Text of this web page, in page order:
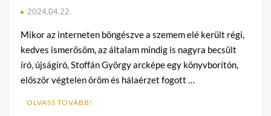
2024.04.22.
Mikor az interneten böngészve a szemem elé került régi,
kedves ismerősöm, az általam mindig is nagyra becsült
író, újságíró, Stoffán György arcképe egy könyvborítón,
először végtelen öröm és hálaérzet fogott …
OLVASS TOVÁBB!